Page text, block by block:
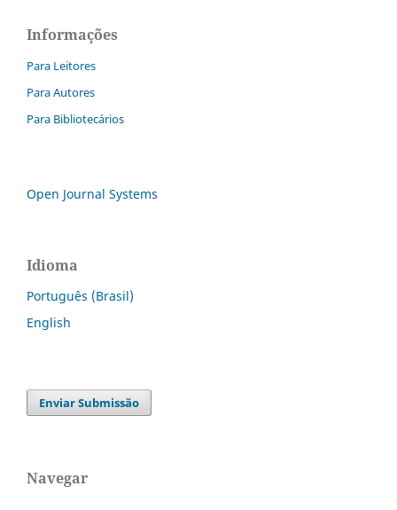
Informações
Para Leitores
Para Autores
Para Bibliotecários
Open Journal Systems
Idioma
Português (Brasil)
English
Enviar Submissão
Navegar